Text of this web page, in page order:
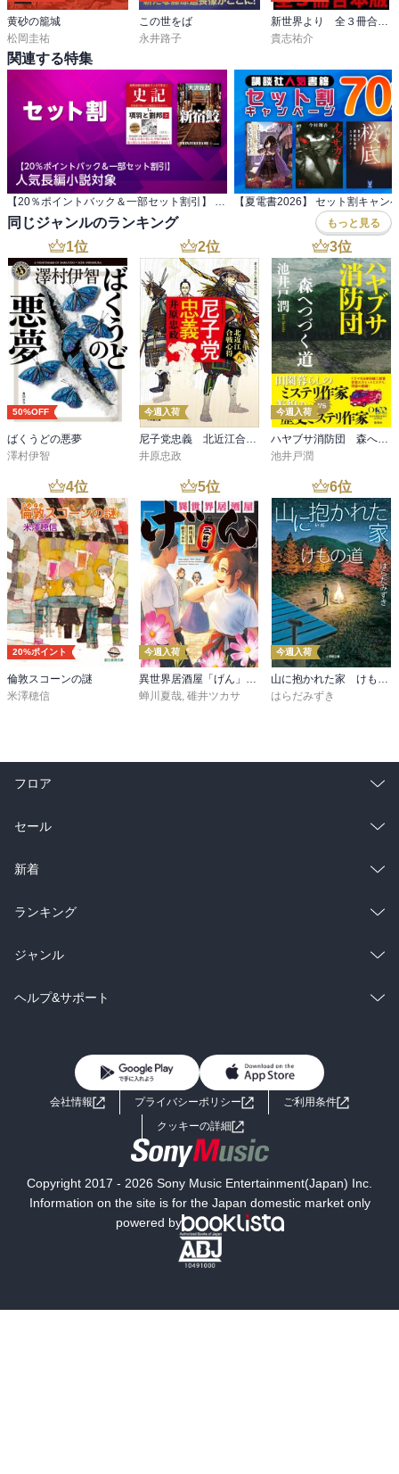
黄砂の籠城
松岡圭祐
この世をば
永井路子
貴志祐介
関連する特集
【夏電書2026】 セット割キャン
同じジャンルのランキング もっと見る
1位
50%OFF
ばくうどの悪夢
澤村伊智
2位
今週入荷
尼子党忠義 北近江合戦心得〈八〉
井原忠政
3位
今週入荷
ハヤブサ消防団 森へつづく道
池井戸潤
4位
20%ポイント
倫敦スコーンの謎
米澤穂信
5位
今週入荷
異世界居酒屋「げん」三杯目
蝉川夏哉, 碓井ツカサ
6位
今週入荷
山に抱かれた家 けもの道
はらだみずき
フロア
総合
ラノベ
雑誌・グラビア
BL・TL
セール
総合
ラノベ
雑誌・グラビア
BL・TL
新着
総合
ラノベ
雑誌・グラビア
ランキング
総合
ラノベ
ジャンル
コミック
ライトノベル 男子向けラノベ
小説
海外小説
ミステリー SF
文学
ヘルプ&サポート
よくあるご質問 お問い合わせ
会社情報 プライバシーポリシー
ご利用条件
クッキーの詳細
Copyright 2017 - 2026 Sony Music Entertainment(Japan) Inc.
Information on the site is for the Japan domestic market only
powered by